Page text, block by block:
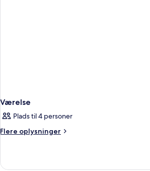
Værelse
Plads til 4 personer
Flere oplysninger
Flere